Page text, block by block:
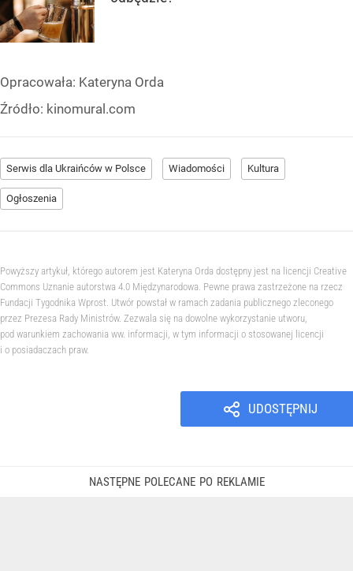
Opracowała: Kateryna Orda
Źródło: kinomural.com
Serwis dla Ukraińców w Polsce Wiadomości Kultura
Ogłoszenia
Powyższy artykuł, którego autorem jest Kateryna Orda dostępny jest na licencji Creative
Commons Uznanie autorstwa 4.0 Międzynarodowa. Pewne prawa zastrzeżone na rzecz
Fundacji Tygodnika Wprost. Utwór powstał w ramach zadania publicznego zleconego
przez Prezesa Rady Ministrów. Zezwala się na dowolne wykorzystanie utworu,
pod warunkiem zachowania ww. informacji, w tym informacji o stosowanej licencji
i o posiadaczach praw.
UDOSTĘPNIJ